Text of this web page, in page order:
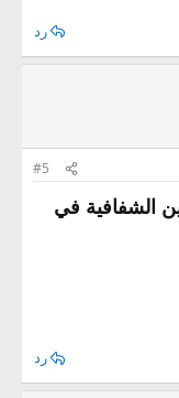
رد
#5
الشفافية في
رد